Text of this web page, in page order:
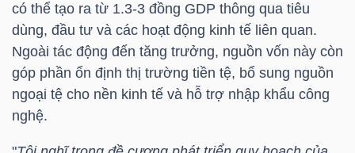
có thể tạo ra từ 1.3-3 đồng GDP thông qua tiêu
dùng, đầu tư và các hoạt động kinh tế liên quan.
Ngoài tác động đến tăng trưởng, nguồn vốn này còn
góp phần ổn định thị trường tiền tệ, bổ sung nguồn
ngoại tệ cho nền kinh tế và hỗ trợ nhập khẩu công
nghệ.
KINH